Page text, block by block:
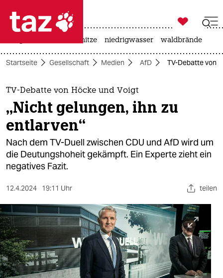
 taz zahl ich
taz zahl ich
themen
politik
öko
gesellschaft
sport
berlin
nord
wahrheit

taz zahl ich
hitze niedrigwasser waldbrände
Startseite Gesellschaft Medien AfD TV-Debatte von
TV-Debatte von Höcke und Voigt
„Nicht gelungen, ihn zu
entlarven“
Nach dem TV-Duell zwischen CDU und AfD wird um
die Deutungshoheit gekämpft. Ein Experte zieht ein
negatives Fazit.
12.4.2024 19:11 Uhr teilen